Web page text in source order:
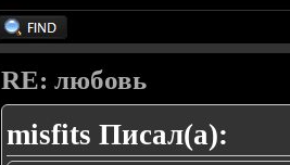
RE: любовь
misfits Писал(а):